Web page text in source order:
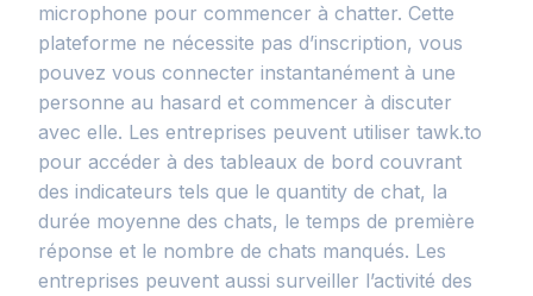
microphone pour commencer à chatter. Cette
plateforme ne nécessite pas d’inscription, vous
pouvez vous connecter instantanément à une
personne au hasard et commencer à discuter
avec elle. Les entreprises peuvent utiliser tawk.to
pour accéder à des tableaux de bord couvrant
des indicateurs tels que le quantity de chat, la
durée moyenne des chats, le temps de première
réponse et le nombre de chats manqués. Les
entreprises peuvent aussi surveiller l’activité des